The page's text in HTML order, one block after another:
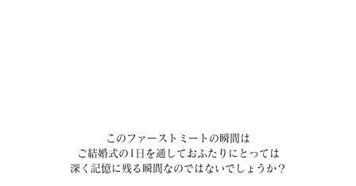
このファーストミートの瞬間は
ご結婚式の1日を通しておふたりにとっては
深く記憶に残る瞬間なのではないでしょうか？